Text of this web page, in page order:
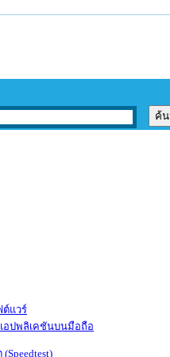
แวร์
อปพลิเคชันบนมือถือ